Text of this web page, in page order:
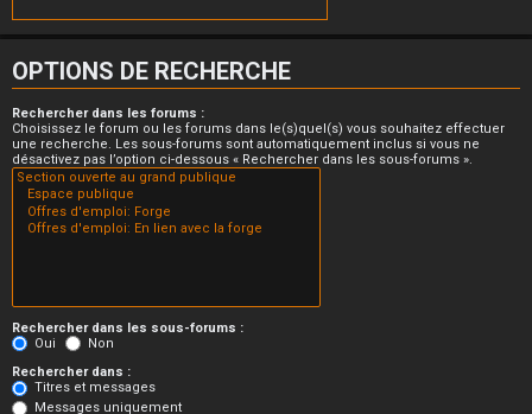
OPTIONS DE RECHERCHE
Rechercher dans les forums :
Choisissez le forum ou les forums dans le(s)quel(s) vous souhaitez effectuer
une recherche. Les sous-forums sont automatiquement inclus si vous ne
désactivez pas l’option ci-dessous « Rechercher dans les sous-forums ».
Rechercher dans les sous-forums :
Oui
Non
Rechercher dans :
Titres et messages
Messages uniquement